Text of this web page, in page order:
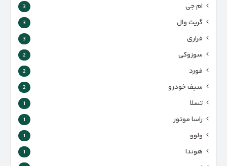
ام جی 3
گریت وال 3
فراری 3
سوزوکی 2
فورد 2
سیف خودرو 2
تسلا 1
راسا موتور 1
ولوو 1
هوندا 1